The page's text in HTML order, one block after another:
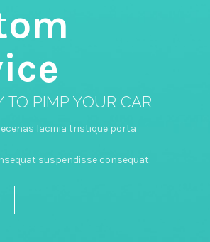
TO PIMP YOUR CAR
lacinia tristique porta
suspendisse consequat.